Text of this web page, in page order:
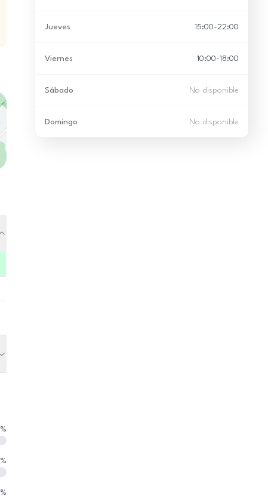
%
%
%
Jueves 15:00-22:00
Viernes 10:00-18:00
Sábado No disponible
Domingo No disponible